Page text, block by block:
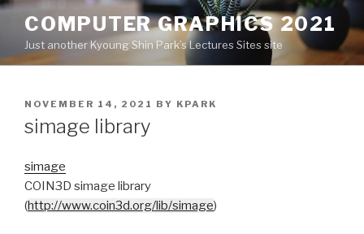
Skip
content
COMPUTER GRAPHICS 2021
Just another Kyoung Shin Park’s Lectures Sites site
POSTED
ON
NOVEMBER 14, 2021 BY KPARK
simage library
simage
COIN3D simage library
(http://www.coin3d.org/lib/simage)